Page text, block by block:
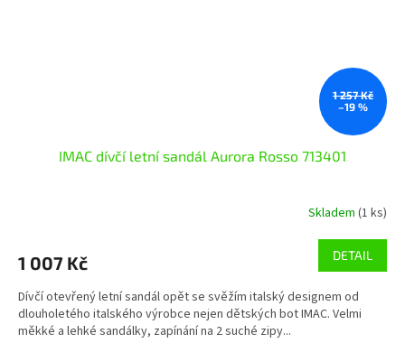
1 257 Kč
–19 %
IMAC dívčí letní sandál Aurora Rosso 713401
Skladem (1 ks)
1 007 Kč DETAIL
Dívčí otevřený letní sandál opět se svěžím italský designem od
dlouholetého italského výrobce nejen dětských bot IMAC. Velmi
měkké a lehké sandálky, zapínání na 2 suché zipy...